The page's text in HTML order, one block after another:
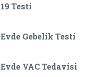
19 Testi
Evde Gebelik Testi
Evde VAC Tedavisi